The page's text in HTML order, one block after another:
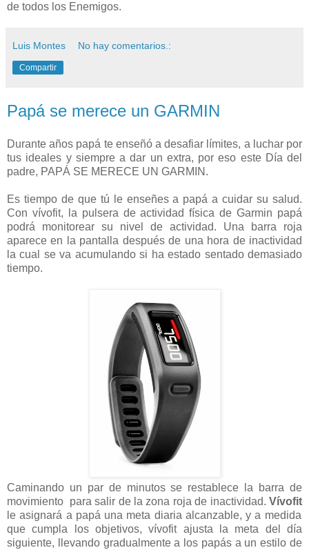
de todos los Enemigos.
Luis Montes No hay comentarios.:
Compartir
Papá se merece un GARMIN
Durante años papá te enseñó a desafiar límites, a luchar por
tus ideales y siempre a dar un extra, por eso este Día del
padre, PAPÁ SE MERECE UN GARMIN.
Es tiempo de que tú le enseñes a papá a cuidar su salud.
Con vívofit, la pulsera de actividad física de Garmin papá
podrá monitorear su nivel de actividad. Una barra roja
aparece en la pantalla después de una hora de inactividad
la cual se va acumulando si ha estado sentado demasiado
tiempo.
Caminando un par de minutos se restablece la barra de
movimiento para salir de la zona roja de inactividad. Vívofit
le asignará a papá una meta diaria alcanzable, y a medida
que cumpla los objetivos, vívofit ajusta la meta del día
siguiente, llevando gradualmente a los papás a un estilo de